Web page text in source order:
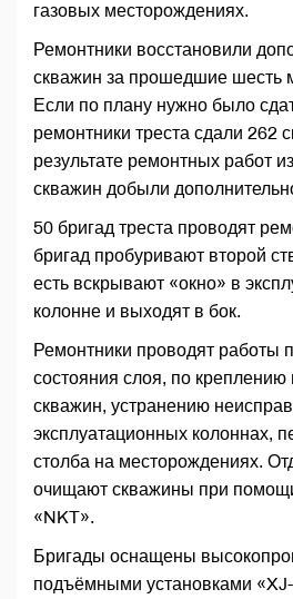
газовых месторождениях.
Ремонтники восстановили
скважин за прошедшие шесть
Если по плану нужно было
ремонтники треста сдали 262
результате ремонтных работ
скважин добыли
50 бригад треста проводят
бригад пробуривают второй
есть вскрывают «окно» в
колонне и выходят в бок.
Ремонтники проводят работы
состояния слоя, по
скважин, устранению
эксплуатационных колоннах,
столба на месторождениях.
очищают скважины при
«NKT».
Бригады оснащены
подъёмными установками